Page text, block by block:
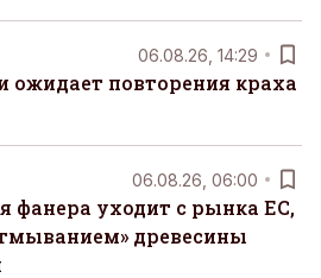
06.08.26, 14:29
повторения краха
06.08.26, 06:00
фанера уходит с рынка ЕС,
древесины